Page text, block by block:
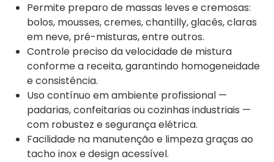
Permite preparo de massas leves e cremosas:
bolos, mousses, cremes, chantilly, glacês, claras
em neve, pré-misturas, entre outros.
Controle preciso da velocidade de mistura
conforme a receita, garantindo homogeneidade
e consistência.
Uso contínuo em ambiente profissional —
padarias, confeitarias ou cozinhas industriais —
com robustez e segurança elétrica.
Facilidade na manutenção e limpeza graças ao
tacho inox e design acessível.